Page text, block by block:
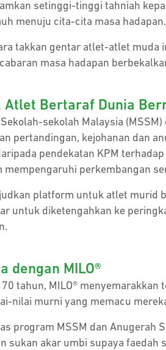
setinggi-tinggi tahniah
menuju cita-cita masa hadapan.
takkan gentar atlet-atlet muda
masa hadapan
Atlet Bertaraf Dunia
sekolah Malaysia
pertandingan, kejohanan dan
pendekatan KPM
mempengaruhi perkembangan
platform untuk atlet murid
untuk diketengahkan ke
dengan MILO®
tahun, MILO®
nilai murni yang memacu
program MSSM dan Anugerah
sukan akar umbi supaya